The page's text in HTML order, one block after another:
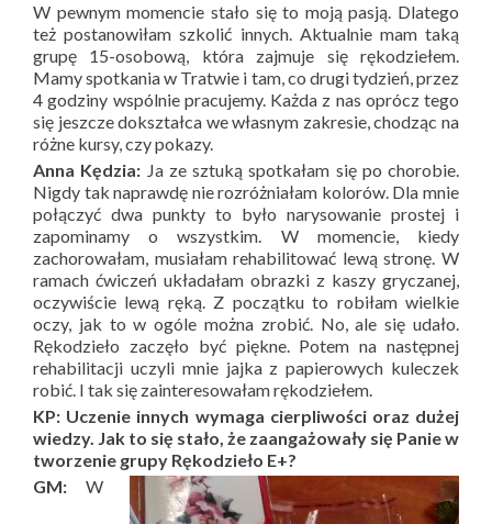
W pewnym momencie stało się to moją pasją. Dlatego
też postanowiłam szkolić innych. Aktualnie mam taką
grupę 15-osobową, która zajmuje się rękodziełem.
Mamy spotkania w Tratwie i tam, co drugi tydzień, przez
4 godziny wspólnie pracujemy. Każda z nas oprócz tego
się jeszcze dokształca we własnym zakresie, chodząc na
różne kursy, czy pokazy.
Anna Kędzia: Ja ze sztuką spotkałam się po chorobie.
Nigdy tak naprawdę nie rozróżniałam kolorów. Dla mnie
połączyć dwa punkty to było narysowanie prostej i
zapominamy o wszystkim. W momencie, kiedy
zachorowałam, musiałam rehabilitować lewą stronę. W
ramach ćwiczeń układałam obrazki z kaszy gryczanej,
oczywiście lewą ręką. Z początku to robiłam wielkie
oczy, jak to w ogóle można zrobić. No, ale się udało.
Rękodzieło zaczęło być piękne. Potem na następnej
rehabilitacji uczyli mnie jajka z papierowych kuleczek
robić. I tak się zainteresowałam rękodziełem.
KP: Uczenie innych wymaga cierpliwości oraz dużej
wiedzy. Jak to się stało, że zaangażowały się Panie w
tworzenie grupy Rękodzieło E+?
GM: W